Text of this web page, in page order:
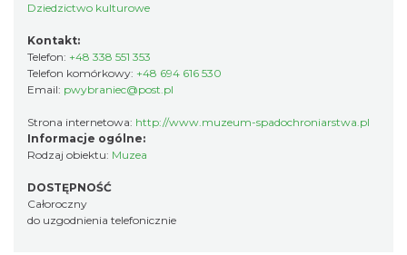
Dziedzictwo kulturowe
Kontakt:
Telefon: +48 338 551 353
Telefon komórkowy: +48 694 616 530
Email: pwybraniec@post.pl
Strona internetowa: http://www.muzeum-spadochroniarstwa.pl
Informacje ogólne:
Rodzaj obiektu: Muzea
DOSTĘPNOŚĆ
Całoroczny
do uzgodnienia telefonicznie